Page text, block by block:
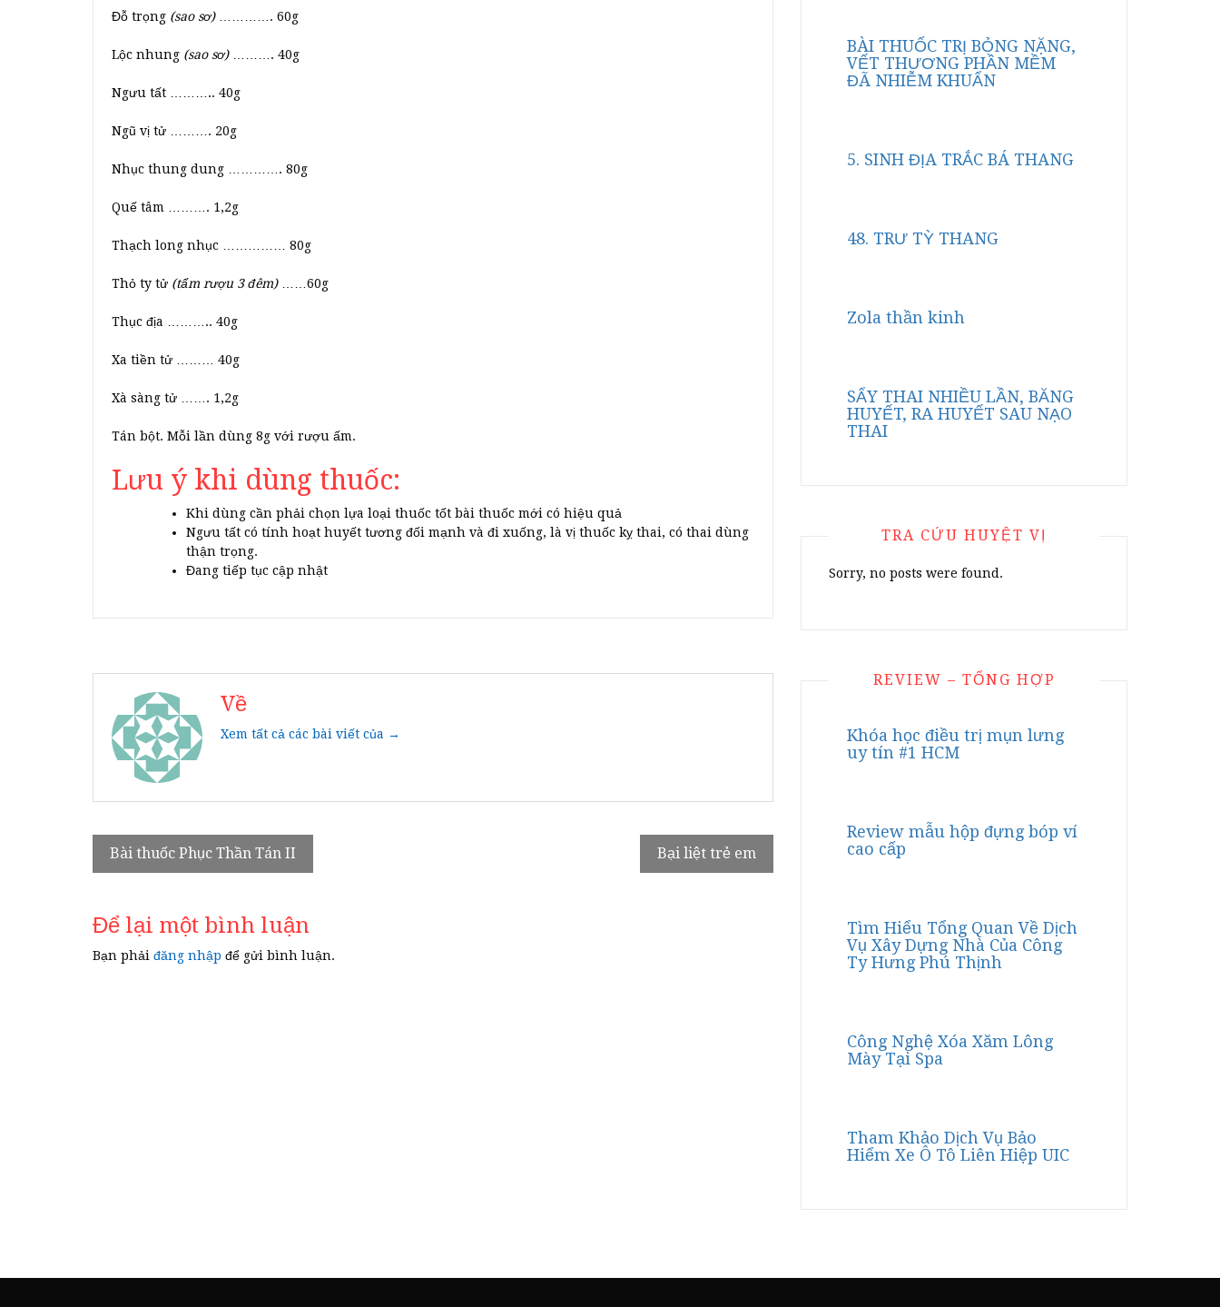
Đỗ trọng (sao sơ)…………. 60g
Lộc nhung (sao sơ)………. 40g
Ngưu tất ……….. 40g
Ngũ vị tử ………. 20g
Nhục thung dung …………. 80g
Quế tâm ………. 1,2g
Thạch long nhục …………… 80g
Thỏ ty tử (tẩm rượu 3 đêm)……60g
Thục địa ……….. 40g
Xa tiền tử ……… 40g
Xà sàng tử ……. 1,2g
Tán bột. Mỗi lần dùng 8g với rượu ấm.
Lưu ý khi dùng thuốc:
Khi dùng cần phải chọn lựa loại thuốc tốt bài thuốc mới có hiệu quả
Ngưu tất có tính hoạt huyết tương đối mạnh và đi xuống, là vị thuốc kỵ thai, có thai dùng
thận trọng.
Đang tiếp tục cập nhật
Về
Xem tất cả các bài viết của →
Điều
hướng
bài
viết
Bài thuốc Phục Thần Tán II Bại liệt trẻ em
Để lại một bình luận
Bạn phải đăng nhập để gửi bình luận.
BÀI THUỐC TRỊ BỎNG NẶNG,
VẾT THƯƠNG PHẦN MỀM
ĐÃ NHIỄM KHUẨN
5. SINH ĐỊA TRẮC BÁ THANG
48. TRƯ TỲ THANG
Zola thần kinh
SẨY THAI NHIỀU LẦN, BĂNG
HUYẾT, RA HUYẾT SAU NẠO
THAI
TRA CỨU HUYỆT VỊ
Sorry, no posts were found.
REVIEW – TỔNG HỢP
Khóa học điều trị mụn lưng
uy tín #1 HCM
Review mẫu hộp đựng bóp ví
cao cấp
Tìm Hiểu Tổng Quan Về Dịch
Vụ Xây Dựng Nhà Của Công
Ty Hưng Phú Thịnh
Công Nghệ Xóa Xăm Lông
Mày Tại Spa
Tham Khảo Dịch Vụ Bảo
Hiểm Xe Ô Tô Liên Hiệp UIC